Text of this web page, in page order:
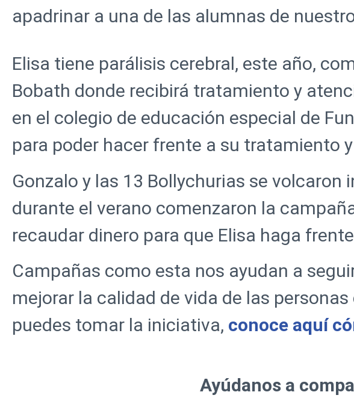
apadrinar a una de las alumnas de
Elisa tiene parálisis cerebral, este año,
Bobath donde recibirá tratamiento y
en el colegio de educación especial de
para poder hacer frente a su tratamiento
Gonzalo y las 13 Bollychurias se
durante el verano comenzaron la
recaudar dinero para que Elisa haga
Campañas como esta nos ayudan a
mejorar la calidad de vida de las
puedes tomar la iniciativa, conoce aquí
Ayúdanos a